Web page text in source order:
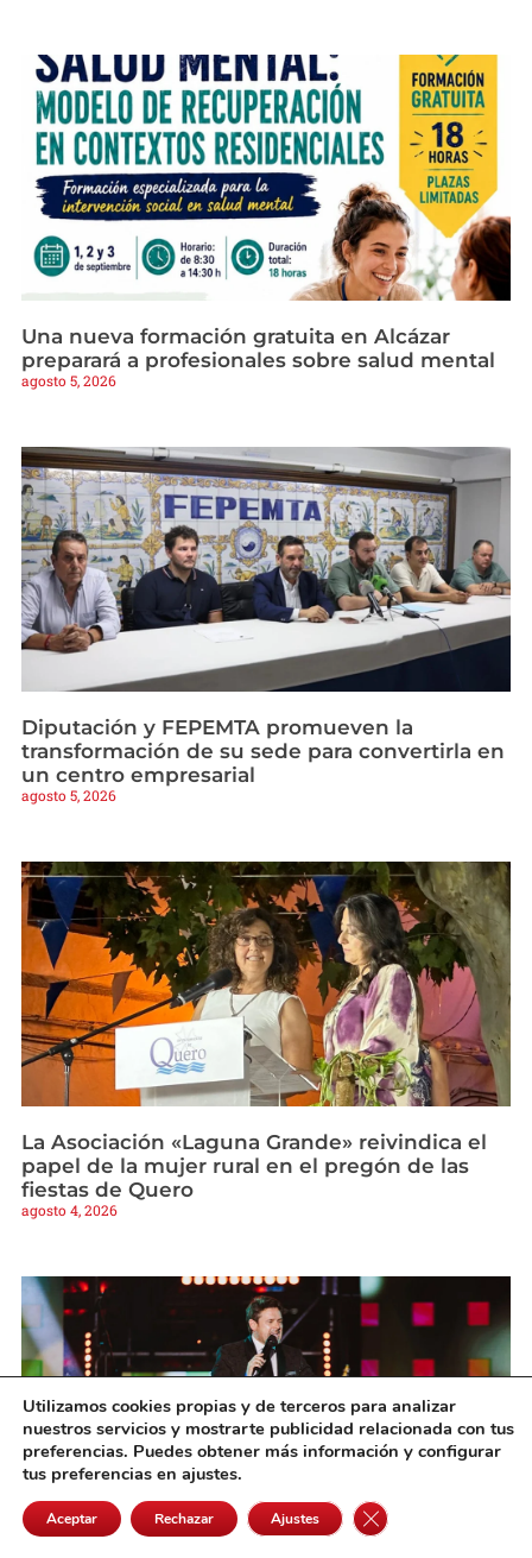
Una nueva formación gratuita en Alcázar
preparará a profesionales sobre salud mental
agosto 5, 2026
Diputación y FEPEMTA promueven la
transformación de su sede para convertirla en
un centro empresarial
agosto 5, 2026
La Asociación «Laguna Grande» reivindica el
papel de la mujer rural en el pregón de las
fiestas de Quero
agosto 4, 2026
Utilizamos cookies propias y de terceros para analizar
nuestros servicios y mostrarte publicidad relacionada con tus
preferencias. Puedes obtener más información y configurar
tus preferencias en ajustes.
Aceptar Rechazar Ajustes Cerrar el banner de